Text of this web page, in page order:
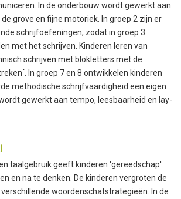
In de onderbouw wordt gewerkt aan
grove en fijne motoriek. In groep 2 zijn er
schrijfoefeningen, zodat in groep 3
met het schrijven. Kinderen leren van
schrijven met blokletters met de
In groep 7 en 8 ontwikkelen kinderen
methodische schrijfvaardigheid een eigen
gewerkt aan tempo, leesbaarheid en lay-
taalgebruik geeft kinderen 'gereedschap'
en na te denken. De kinderen vergroten de
woordenschatstrategieën. In de